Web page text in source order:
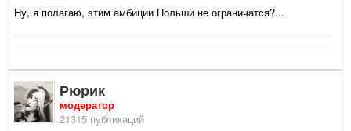
Ну, я полагаю, этим амбиции Польши не ограничатся?...
Рюрик
модератор
21315 публикаций